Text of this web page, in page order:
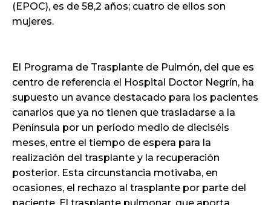
(EPOC), es de 58,2 años; cuatro de ellos son
mujeres.
El Programa de Trasplante de Pulmón, del que es
centro de referencia el Hospital Doctor Negrín, ha
supuesto un avance destacado para los pacientes
canarios que ya no tienen que trasladarse a la
Península por un período medio de dieciséis
meses, entre el tiempo de espera para la
realización del trasplante y la recuperación
posterior. Esta circunstancia motivaba, en
ocasiones, el rechazo al trasplante por parte del